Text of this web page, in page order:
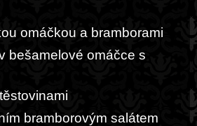
omáčkou a bramborami
bešamelové omáčce s
bramborovým salátem